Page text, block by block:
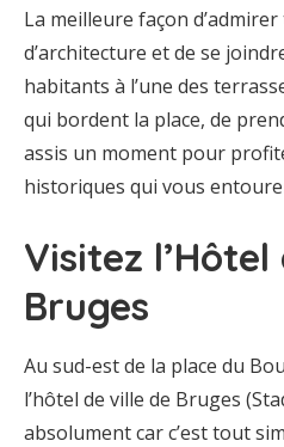
La meilleure façon
d’architecture et de se
habitants à l’une des
qui bordent la place, de
assis un moment pour
historiques qui vous
Visitez
Bruges
Au sud-est de la place du
l’hôtel de ville de Bruges
absolument car c’est tout